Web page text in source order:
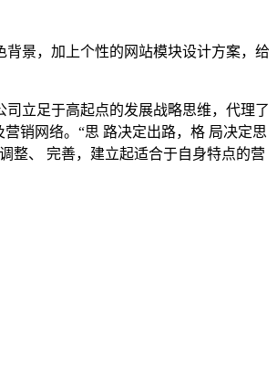
景，加上个性的网站模块设计方案，给
立足于高起点的发展战略思维，代理了
销网络。“思 路决定出路，格 局决定思
整、 完善，建立起适合于自身特点的营